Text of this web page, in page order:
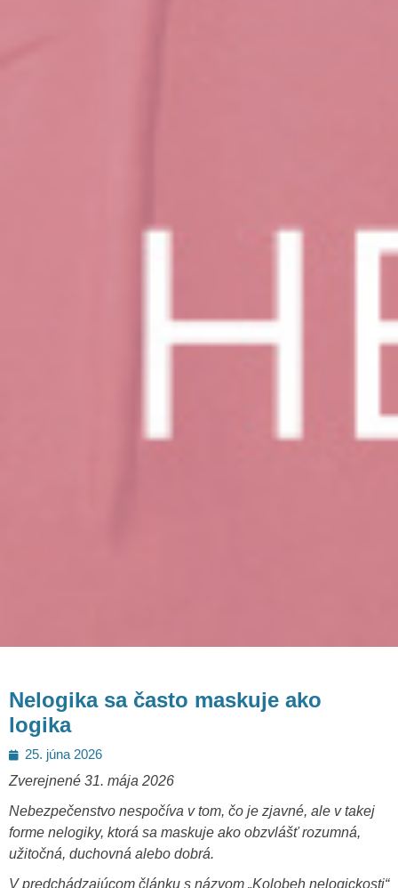
Nelogika sa často maskuje ako
logika
Posted
on
25. júna 2026
Zverejnené 31. mája 2026
Nebezpečenstvo nespočíva v tom, čo je zjavné, ale v takej
forme nelogiky, ktorá sa maskuje ako obzvlášť rozumná,
užitočná, duchovná alebo dobrá.
V predchádzajúcom článku s názvom „Kolobeh nelogickosti“